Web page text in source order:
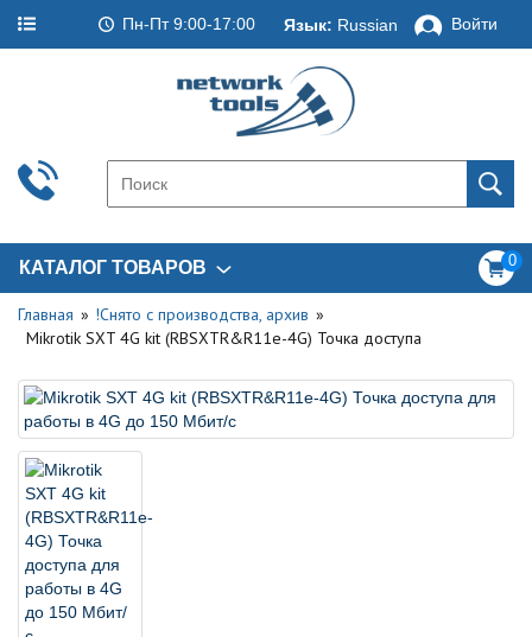
Пн-Пт 9:00-17:00 Язык: Russian Войти
КАТАЛОГ ТОВАРОВ 0
Главная
!Снято с производства, архив
Mikrotik SXT 4G kit (RBSXTR&R11e-4G) Точка доступа